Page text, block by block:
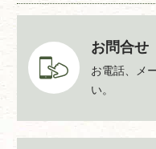
お問合せ
お電話、メ
い。